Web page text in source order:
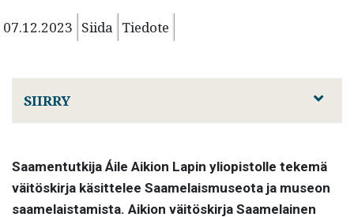
07.12.2023 Siida Tiedote
SIIRRY
Saamentutkija Áile Aikion Lapin yliopistolle tekemä
väitöskirja käsittelee Saamelaismuseota ja museon
saamelaistamista. Aikion väitöskirja Saamelainen